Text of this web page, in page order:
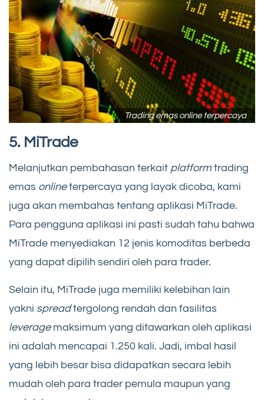
Trading emas online terpercaya
5. MiTrade
Melanjutkan pembahasan terkait platform trading
emas onlineterpercaya yang layak dicoba, kami
juga akan membahas tentang aplikasi MiTrade.
Para pengguna aplikasi ini pasti sudah tahu bahwa
MiTrade menyediakan 12 jenis komoditas berbeda
yang dapat dipilih sendiri oleh para trader.
Selain itu, MiTrade juga memiliki kelebihan lain
yakni spreadtergolong rendah dan fasilitas
leverage maksimum yang ditawarkan oleh aplikasi
ini adalah mencapai 1.250 kali. Jadi, imbal hasil
yang lebih besar bisa didapatkan secara lebih
mudah oleh para trader pemula maupun yang